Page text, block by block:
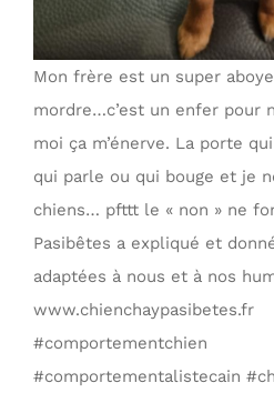
Mon frère est un super
mordre…c’est un enfer pour
moi ça m’énerve. La porte
qui parle ou qui bouge et je
chiens… pfttt le « non » ne
Pasibêtes a expliqué et
adaptées à nous et à nos
www.chienchaypasibetes.fr
#comportementchien
#comportementalistecain